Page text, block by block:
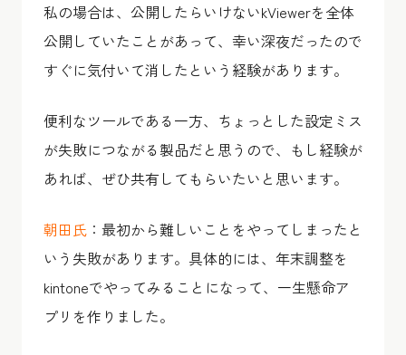
私の場合は、公開したらいけないkViewerを全体
公開していたことがあって、幸い深夜だったので
すぐに気付いて消したという経験があります。
便利なツールである一方、ちょっとした設定ミス
が失敗につながる製品だと思うので、もし経験が
あれば、ぜひ共有してもらいたいと思います。
朝田氏 ：最初から難しいことをやってしまったと
いう失敗があります。具体的には、年末調整を
kintoneでやってみることになって、一生懸命ア
プリを作りました。